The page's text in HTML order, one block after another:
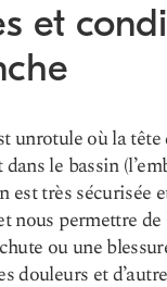
et
unrotuleoù la tête
le bassin
est très sécurisée
nous permettre
ou une
douleurs et